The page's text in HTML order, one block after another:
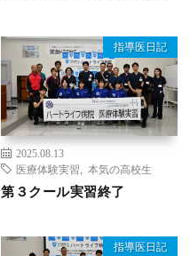
指導医日記
2025.08.13
医療体験実習
本気の高校生
第３クール実習終了
指導医日記